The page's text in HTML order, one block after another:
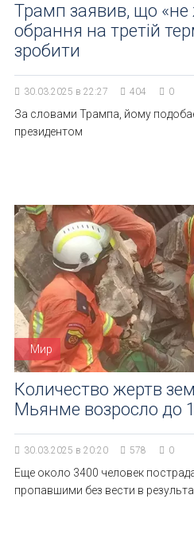
Трамп заявив, що «не
обрання на третій
зробити
30.03.2025 в 22:27 404 0
За словами Трампа, йому
президентом
Мир
Количество жертв
Мьянме возросло до
30.03.2025 в 20:20 578 0
Еще около 3400 человек
пропавшими без вести в